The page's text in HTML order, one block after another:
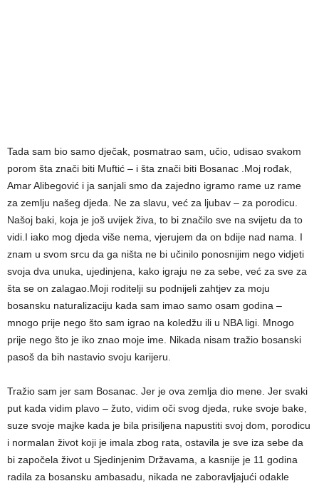
Tada sam bio samo dječak, posmatrao sam, učio, udisao svakom
porom šta znači biti Muftić – i šta znači biti Bosanac .Moj rođak,
Amar Alibegović i ja sanjali smo da zajedno igramo rame uz rame
za zemlju našeg djeda. Ne za slavu, već za ljubav – za porodicu.
Našoj baki, koja je još uvijek živa, to bi značilo sve na svijetu da to
vidi.I iako mog djeda više nema, vjerujem da on bdije nad nama. I
znam u svom srcu da ga ništa ne bi učinilo ponosnijim nego vidjeti
svoja dva unuka, ujedinjena, kako igraju ne za sebe, već za sve za
šta se on zalagao.Moji roditelji su podnijeli zahtjev za moju
bosansku naturalizaciju kada sam imao samo osam godina –
mnogo prije nego što sam igrao na koledžu ili u NBA ligi. Mnogo
prije nego što je iko znao moje ime. Nikada nisam tražio bosanski
pasoš da bih nastavio svoju karijeru.
Tražio sam jer sam Bosanac. Jer je ova zemlja dio mene. Jer svaki
put kada vidim plavo – žuto, vidim oči svog djeda, ruke svoje bake,
suze svoje majke kada je bila prisiljena napustiti svoj dom, porodicu
i normalan život koji je imala zbog rata, ostavila je sve iza sebe da
bi započela život u Sjedinjenim Državama, a kasnije je 11 godina
radila za bosansku ambasadu, nikada ne zaboravljajući odakle